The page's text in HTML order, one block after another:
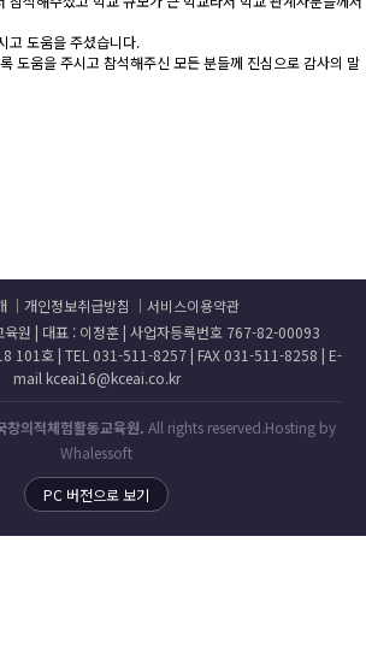
고 도움을 주셨습니다.
도움을 주시고 참석해주신 모든 분들께 진심으로 감사의 말
개인정보취급방침
서비스이용약관
육원 | 대표 : 이정훈 | 사업자등록번호 767-82-00093
101호 | TEL 031-511-8257 | FAX 031-511-8258 | E-
mail kceai16@kceai.co.kr
창의적체험활동교육원. All rights reserved.Hosting by
Whalessoft
PC 버전으로 보기